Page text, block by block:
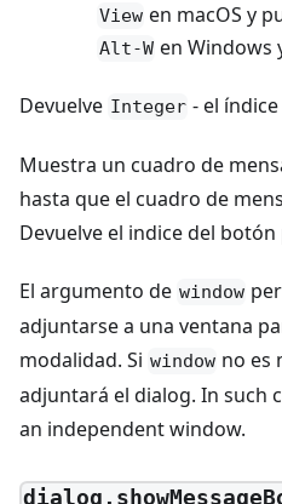
View en macOS y
Alt-W en Windows
Devuelve Integer - el
Muestra un cuadro de
hasta que el cuadro de
Devuelve el indice del botón
El argumento de window
adjuntarse a una ventana
modalidad. Si window no es
adjuntará el dialog. In such
an independent window.